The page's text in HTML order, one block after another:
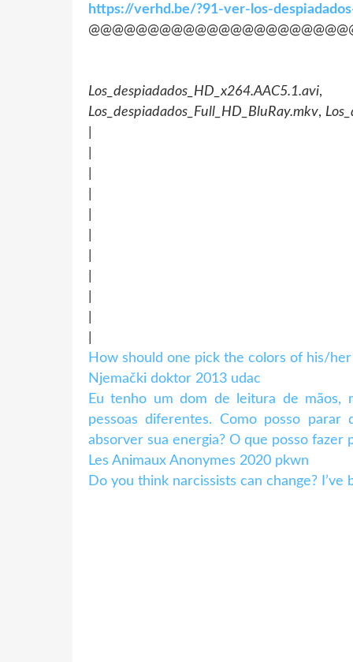
https://verhd.be/?91-ver-los-
Los_despiadados_HD_x264.AAC5.1.avi
Los_despiadados_Full_HD_BluRay.mkv,
How should one pick the colors of his/
Njemački doktor 2013 udac
Eu tenho um dom de leitura de mãos,
pessoas diferentes. Como posso
absorver sua energia? O que posso fazer
Les Animaux Anonymes 2020 pkwn
Do you think narcissists can change?